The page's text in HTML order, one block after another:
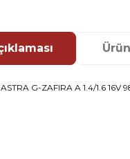
G-ZAFIRA A 1.4/1.6 16V